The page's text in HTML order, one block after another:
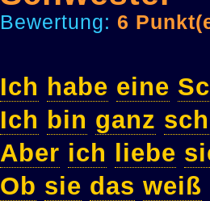
Bewertung: 6
Ich habe eine
Ich bin ganz
Aber ich liebe
Ob sie das weiß